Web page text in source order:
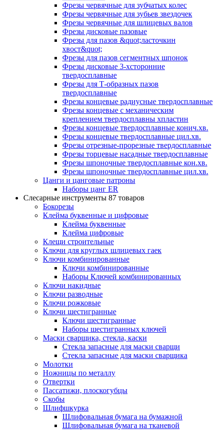
Фрезы червячные для зубчатых колес
Фрезы червячные для зубьев звездочек
Фрезы червячные для шлицевых валов
Фрезы дисковые пазовые
Фрезы для пазов &quot;ласточкин
хвост&quot;
Фрезы для пазов сегментных шпонок
Фрезы дисковые 3-хсторонние
твердосплавные
Фрезы для Т-образных пазов
твердосплавные
Фрезы концевые радиусные твердосплавные
Фрезы концевые с механическим
креплением твердосплавны хпластин
Фрезы концевые твердосплавные конич.хв.
Фрезы концевые твердосплавные цил.хв.
Фрезы отрезные-прорезные твердосплавные
Фрезы торцевые насадные твердосплавные
Фрезы шпоночные твердосплавные кон.хв.
Фрезы шпоночные твердосплавные цил.хв.
Цанги и цанговые патроны
Наборы цанг ER
Слесарные инструменты 87 товаров
Бокорезы
Клейма буквенные и цифровые
Клейма буквенные
Клейма цифровые
Клещи строительные
Ключи для круглых шлицевых гаек
Ключи комбинированные
Ключи комбинированные
Наборы Ключей комбинированных
Ключи накидные
Ключи разводные
Ключи рожковые
Ключи шестигранные
Ключи шестигранные
Наборы шестигранных ключей
Маски сварщика, стекла, каски
Стекла запасные для маски сварщи
Стекла запасные для маски сварщика
Молотки
Ножницы по металлу
Отвертки
Пассатижи, плоскогубцы
Скобы
Шлифшкурка
Шлифовальная бумага на бумажной
Шлифовальная бумага на тканевой